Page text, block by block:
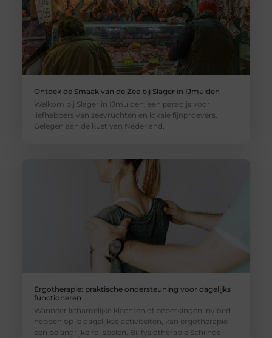
Ontdek de Smaak van de Zee bij Slager in IJmuiden
Welkom bij Slager in IJmuiden, een paradijs voor
liefhebbers van zeevruchten en lokale fijnproevers.
Gelegen aan de kust van Nederland,
Ergotherapie: praktische ondersteuning voor dagelijks
functioneren
Wanneer lichamelijke klachten of beperkingen invloed
hebben op je dagelijkse activiteiten, kan ergotherapie
een belangrijke rol spelen. Bij fysiotherapie Schijndel